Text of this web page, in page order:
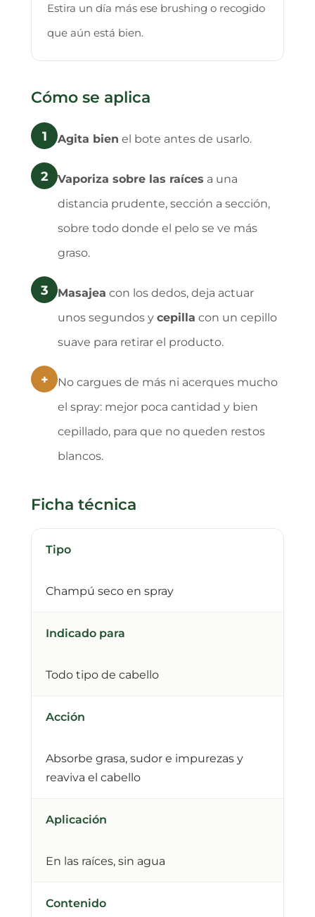
Estira un día más ese brushing o recogido
que aún está bien.
Cómo se aplica
1 Agita bien el bote antes de usarlo.
2 Vaporiza sobre las raíces a una
distancia prudente, sección a sección,
sobre todo donde el pelo se ve más
graso.
3 Masajea con los dedos, deja actuar
unos segundos y cepilla con un cepillo
suave para retirar el producto.
+
No cargues de más ni acerques mucho
el spray: mejor poca cantidad y bien
cepillado, para que no queden restos
blancos.
Ficha técnica
Tipo
Champú seco en spray
Indicado para
Todo tipo de cabello
Acción
Absorbe grasa, sudor e impurezas y
reaviva el cabello
Aplicación
En las raíces, sin agua
Contenido